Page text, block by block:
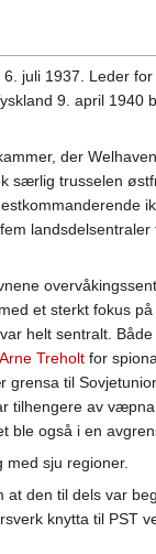
juli 1937. Leder
9. april 1940
der
særlig trusselen
landsdelsentraler
et sterkt fokus
helt sentralt.
Arne Treholt for
til
tilhengere av
ble også i en
sju regioner.
den til dels var
knytta til PST